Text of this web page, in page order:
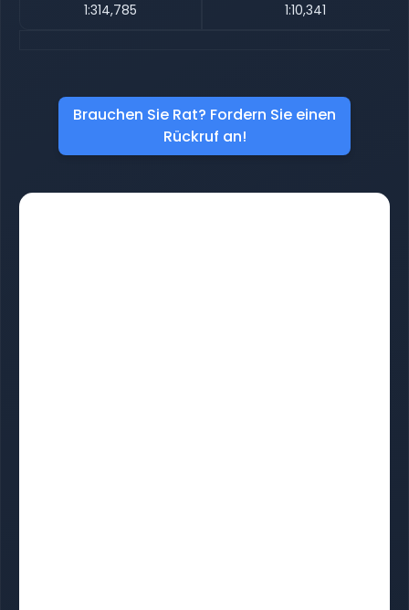
1:314,785 1:10,341
Brauchen Sie Rat? Fordern Sie einen
Rückruf an!